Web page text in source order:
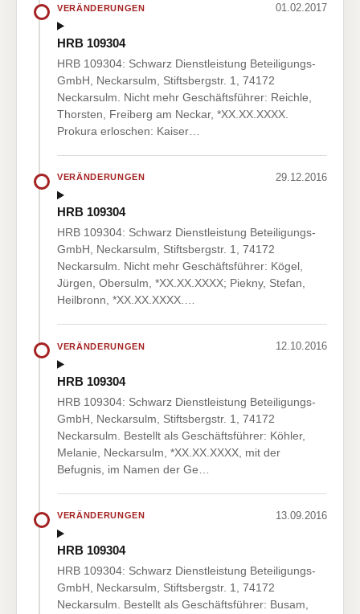
VERÄNDERUNGEN 01.02.2017
HRB 109304
HRB 109304: Schwarz Dienstleistung Beteiligungs-
GmbH, Neckarsulm, Stiftsbergstr. 1, 74172
Neckarsulm. Nicht mehr Geschäftsführer: Reichle,
Thorsten, Freiberg am Neckar, *XX.XX.XXXX.
Prokura erloschen: Kaiser…
VERÄNDERUNGEN 29.12.2016
HRB 109304
HRB 109304: Schwarz Dienstleistung Beteiligungs-
GmbH, Neckarsulm, Stiftsbergstr. 1, 74172
Neckarsulm. Nicht mehr Geschäftsführer: Kögel,
Jürgen, Obersulm, *XX.XX.XXXX; Piekny, Stefan,
Heilbronn, *XX.XX.XXXX.…
VERÄNDERUNGEN 12.10.2016
HRB 109304
HRB 109304: Schwarz Dienstleistung Beteiligungs-
GmbH, Neckarsulm, Stiftsbergstr. 1, 74172
Neckarsulm. Bestellt als Geschäftsführer: Köhler,
Melanie, Neckarsulm, *XX.XX.XXXX, mit der
Befugnis, im Namen der Ge…
VERÄNDERUNGEN 13.09.2016
HRB 109304
HRB 109304: Schwarz Dienstleistung Beteiligungs-
GmbH, Neckarsulm, Stiftsbergstr. 1, 74172
Neckarsulm. Bestellt als Geschäftsführer: Busam,